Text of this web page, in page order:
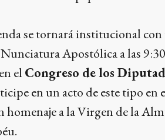
se tornará institucional
Apostólica a las
el Congreso de los
en un acto de este tipo en
homenaje a la Virgen de la